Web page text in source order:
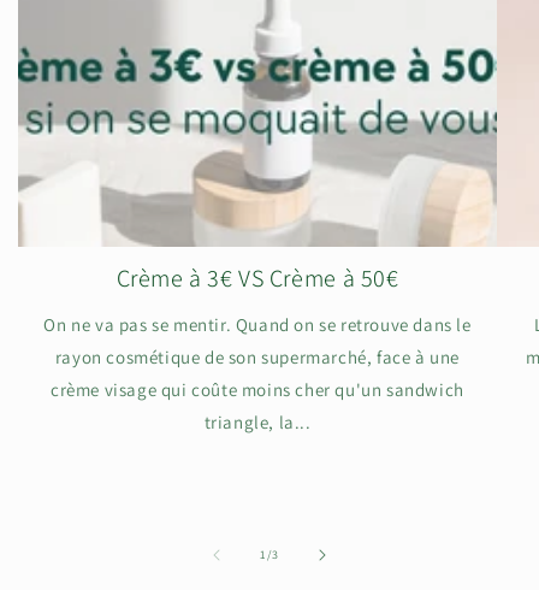
Crème à 3€ VS Crème à 50€
On ne va pas se mentir. Quand on se retrouve dans le
rayon cosmétique de son supermarché, face à une
crème visage qui coûte moins cher qu'un sandwich
triangle, la...
1/de
3